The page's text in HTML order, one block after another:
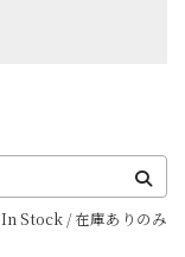
In Stock / 在庫ありのみ